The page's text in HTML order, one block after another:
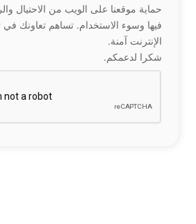
حماية موقعنا على الويب من الاحتيال
فيها وسوء الاستخدام. تساهم تعاونك في
الإنترنت آمنة.
شكرا لدعمكم.